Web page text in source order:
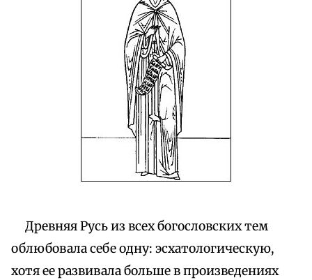
Древняя Русь из всех богословских тем
облюбовала себе одну: эсхатологическую,
хотя ее развивала больше в произведениях